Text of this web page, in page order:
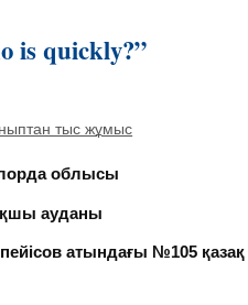
is quickly?”
тыс жұмыс
облысы
ауданы
атындағы №105 қазақ